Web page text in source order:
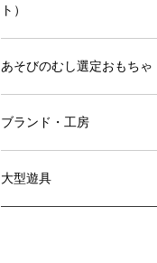
ト）
あそびのむし選定おもちゃ
ブランド・工房
大型遊具